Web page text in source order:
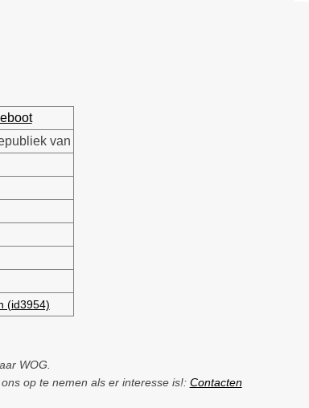
van
(id3954)
WOG.
op te nemen als er interesse is!: Contacten